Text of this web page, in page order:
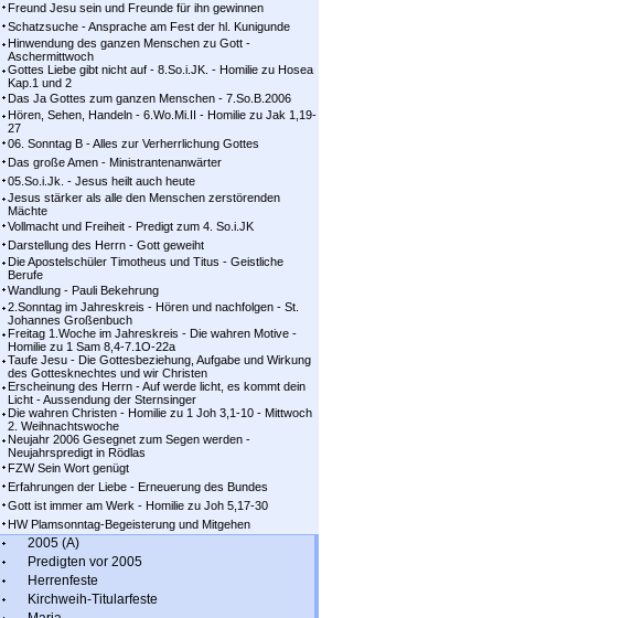
Freund Jesu sein und Freunde für ihn gewinnen
Schatzsuche - Ansprache am Fest der hl. Kunigunde
Hinwendung des ganzen Menschen zu Gott -
Aschermittwoch
Gottes Liebe gibt nicht auf - 8.So.i.JK. - Homilie zu Hosea
Kap.1 und 2
Das Ja Gottes zum ganzen Menschen - 7.So.B.2006
Hören, Sehen, Handeln - 6.Wo.Mi.II - Homilie zu Jak 1,19-
27
06. Sonntag B - Alles zur Verherrlichung Gottes
Das große Amen - Ministrantenanwärter
05.So.i.Jk. - Jesus heilt auch heute
Jesus stärker als alle den Menschen zerstörenden
Mächte
Vollmacht und Freiheit - Predigt zum 4. So.i.JK
Darstellung des Herrn - Gott geweiht
Die Apostelschüler Timotheus und Titus - Geistliche
Berufe
Wandlung - Pauli Bekehrung
2.Sonntag im Jahreskreis - Hören und nachfolgen - St.
Johannes Großenbuch
Freitag 1.Woche im Jahreskreis - Die wahren Motive -
Homilie zu 1 Sam 8,4-7.1O-22a
Taufe Jesu - Die Gottesbeziehung, Aufgabe und Wirkung
des Gottesknechtes und wir Christen
Erscheinung des Herrn - Auf werde licht, es kommt dein
Licht - Aussendung der Sternsinger
Die wahren Christen - Homilie zu 1 Joh 3,1-10 - Mittwoch
2. Weihnachtswoche
Neujahr 2006 Gesegnet zum Segen werden -
Neujahrspredigt in Rödlas
FZW Sein Wort genügt
Erfahrungen der Liebe - Erneuerung des Bundes
Gott ist immer am Werk - Homilie zu Joh 5,17-30
HW Plamsonntag-Begeisterung und Mitgehen
2005 (A)
Predigten vor 2005
Herrenfeste
Kirchweih-Titularfeste